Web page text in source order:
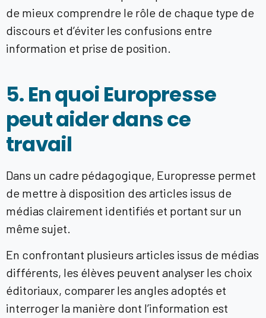
de mieux comprendre le rôle de chaque type de
discours et d’éviter les confusions entre
information et prise de position.
5. En quoi Europresse
peut aider dans ce
travail
Dans un cadre pédagogique, Europresse permet
de mettre à disposition des articles issus de
médias clairement identifiés et portant sur un
même sujet.
En confrontant plusieurs articles issus de médias
différents, les élèves peuvent analyser les choix
éditoriaux, comparer les angles adoptés et
interroger la manière dont l’information est